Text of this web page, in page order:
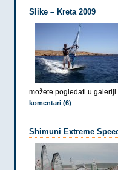
Slike – Kreta 2009
možete pogledati u
komentari (6)
Shimuni Extreme